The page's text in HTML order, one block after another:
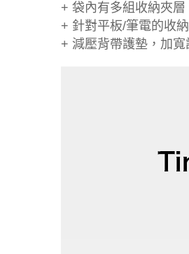
+ 袋內有多組收納夾
+ 針對平板/筆電的收
+ 減壓背帶護墊，加